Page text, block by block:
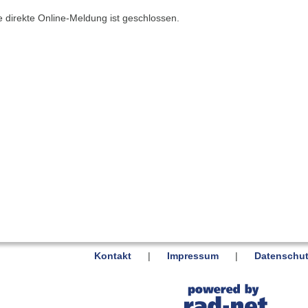
direkte Online-Meldung ist geschlossen.
Kontakt | Impressum |